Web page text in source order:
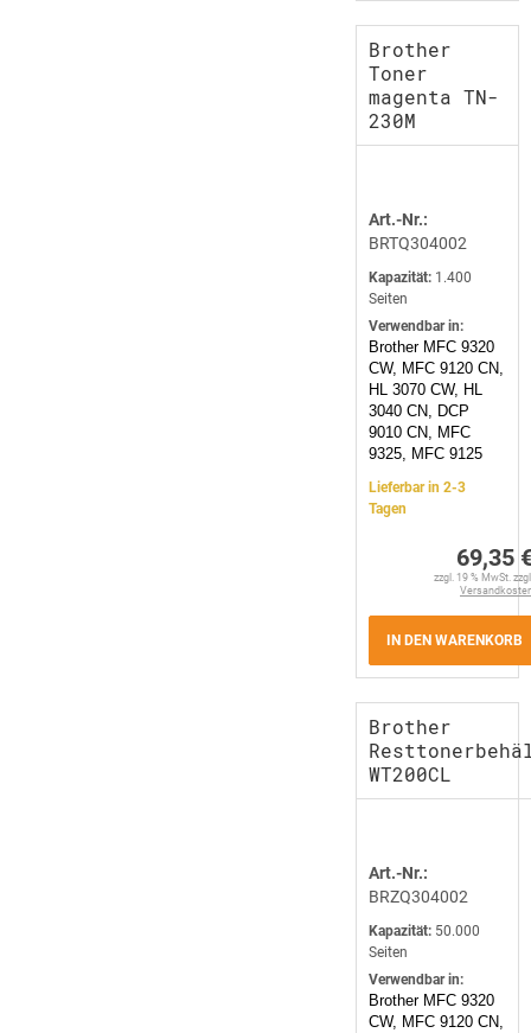
Brother
Toner
magenta TN-
230M
Art.-Nr.:
BRTQ304002
Kapazität: 1.400
Seiten
Verwendbar in:
Brother MFC 9320
CW, MFC 9120 CN,
HL 3070 CW, HL
3040 CN, DCP
9010 CN, MFC
9325, MFC 9125
Lieferbar in 2-3
Tagen
69,35
zzgl. 19 % MwSt.
IN DEN WARENKORB
Brother
WT200CL
Art.-Nr.:
BRZQ304002
Kapazität: 50.000
Seiten
Verwendbar in:
Brother MFC 9320
CW, MFC 9120 CN,